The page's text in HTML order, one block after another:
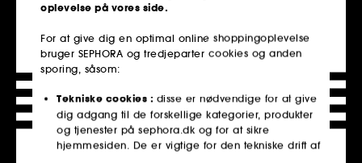
CHAMPO
Pitta vækstserum
Vækstserum
1309
Fra:329,00 KR
2 størrelser tilgængelige
Cream
33879
279,00 KR
3 størrelser tilgængelige
oplevelse på vores side.
For at give dig en optimal online shoppingoplevelse
bruger SEPHORA og tredjeparter cookies og anden
sporing, såsom:
Tekniske cookies : disse er nødvendige for at give
dig adgang til de forskellige kategorier, produkter
og tjenester på sephora.dk og for at sikre
hjemmesiden. De er vigtige for den tekniske drift af